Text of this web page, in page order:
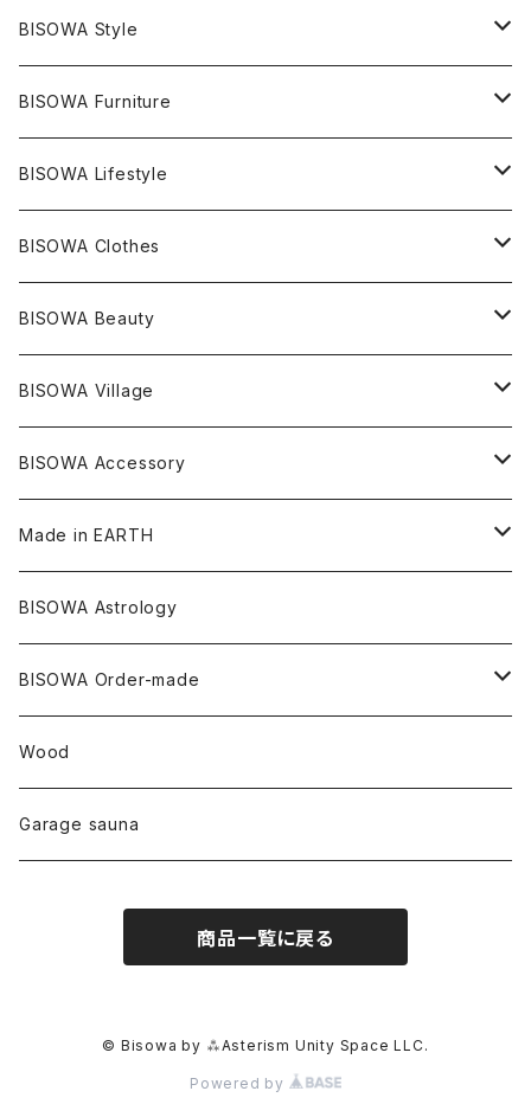
エレスチャル
ライトニング
ツインソウル
メタモルフォーゼス
クォーツインクォーツ
ガーデンクォーツ
石の種類別
アメジスト
アクアマリン
デュモルチェライト
タンザナイト
ムーンストーン
ルチルクォーツ
産地別
ヒマラヤ
ブラジル
中国
アメリカ
ネックレス／ペンダント
宇佐美聖子
絹麻 ~kenma~
ピアス
宇佐美聖子
Others
ブレスレット
宇佐美聖子
Others
リング
サンキャッチャー
ヘアアクセサリー
イヤリング
キーホルダー
BISOWA Style
ONE PIECE
ヘンプ
オーガニックコットン
PANTS
ヘンプ
オーガニックコットン
T-SHIRT
オーガニックコットン
ヘンプコットン
leggings
ヘンプ
オーガニックコットン
Others
ヘンプ
オーガニックコットン
Underwear
BISOWA Furniture
のるすく
BISOWA Lifestyle
Music
宇佐美聖子
Niceness Music
浄化アイテム
Cosmic Hemp 麻炭
セージ
オラクルカード
キャンドル
HAZE 和蝋燭
縁キャンドル
陶器
大蝶恵美子
Tomoko Uemura Art 麻炭陶器
Cosmic hemp
YUGEN GLASS
others
foods
BISOWA Clothes
麻
絹
Others
オーガニックコットン
バンブー
オーガニックフリース
BISOWA Beauty
ヘンプオイル
BISOWA Village
Bisowa Club Room
BISOWA Accessory
ヘアゴム
宇佐美聖子
Made in EARTH
Misakubo Japan
碧-AOI-の松葉天然酵母パン
Uwajima Japan
BISOWA Astrology
BISOWA Order-made
∞Seiko Usami∞
Wood
Garage sauna
商品一覧に戻る
© Bisowa by ⁂Asterism Unity Space LLC.
Powered by